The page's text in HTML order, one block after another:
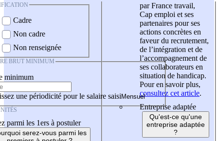
Cadre
Non cadre
Non renseignée
BRUT MINIMUM
minimum
une périodicité pour le salaire saisi
parmi les 1ers à postuler
serez-vous parmi les
par France travail,
Cap emploi et ses
partenaires pour ses
actions concrètes en
faveur du recrutement,
de l’intégration et de
l’accompagnement de
ses collaborateurs en
situation de handicap.
Pour en savoir plus,
consultez cet article.
Entreprise adaptée
Qu'est-ce qu'une
entreprise adaptée
?